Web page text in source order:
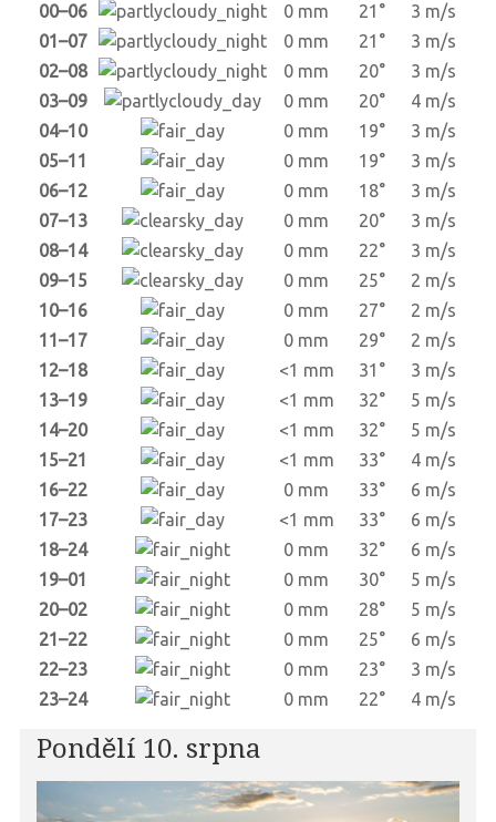
00–06
0 mm 21°
3 m/s
01–07
0 mm 21°
3 m/s
02–08
0 mm 20°
3 m/s
03–09
0 mm 20°
4 m/s
04–10
0 mm 19°
3 m/s
05–11
0 mm 19°
3 m/s
06–12
0 mm 18°
3 m/s
07–13
0 mm 20°
3 m/s
08–14
0 mm 22°
3 m/s
09–15
0 mm 25°
2 m/s
10–16
0 mm 27°
2 m/s
11–17
0 mm 29°
2 m/s
12–18
<1 mm 31°
3 m/s
13–19
<1 mm 32°
5 m/s
14–20
<1 mm 32°
5 m/s
15–21
<1 mm 33°
4 m/s
16–22
0 mm 33°
6 m/s
17–23
<1 mm 33°
6 m/s
18–24
0 mm 32°
6 m/s
19–01
0 mm 30°
5 m/s
20–02
0 mm 28°
5 m/s
21–22
0 mm 25°
6 m/s
22–23
0 mm 23°
3 m/s
23–24
0 mm 22° 4 m/s
Pondělí 10. srpna